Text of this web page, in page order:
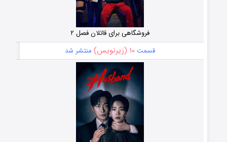
فروشگاهی برای قاتلان فصل ۲
قسمت۱۰ (زیرنویس) منتشر شد